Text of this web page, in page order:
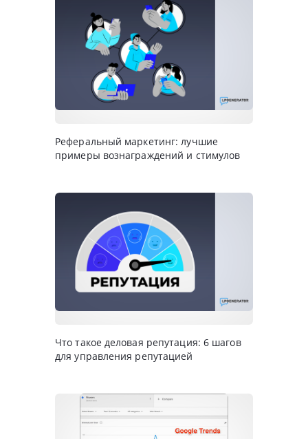
Реферальный маркетинг: лучшие
примеры вознаграждений и стимулов
Что такое деловая репутация: 6 шагов
для управления репутацией